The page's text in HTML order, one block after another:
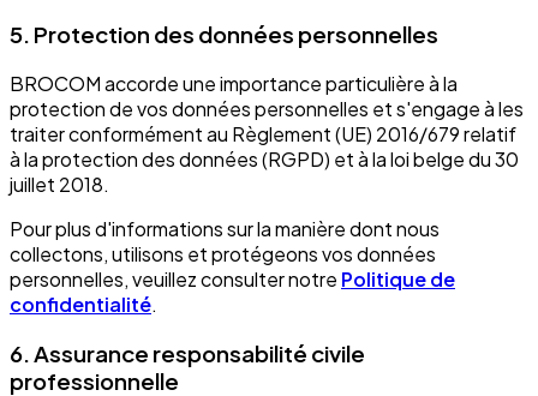
5. Protection des données personnelles
BROCOM accorde une importance particulière à la
protection de vos données personnelles et s'engage à les
traiter conformément au Règlement (UE) 2016/679 relatif
à la protection des données (RGPD) et à la loi belge du 30
juillet 2018.
Pour plus d'informations sur la manière dont nous
collectons, utilisons et protégeons vos données
personnelles, veuillez consulter notre Politique de
confidentialité.
6. Assurance responsabilité civile
professionnelle